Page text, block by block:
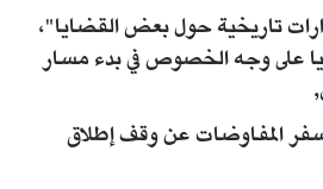
تاريخية حول بعض القضايا"،
على وجه الخصوص في بدء مسار
المفاوضات عن وقف إطلاق